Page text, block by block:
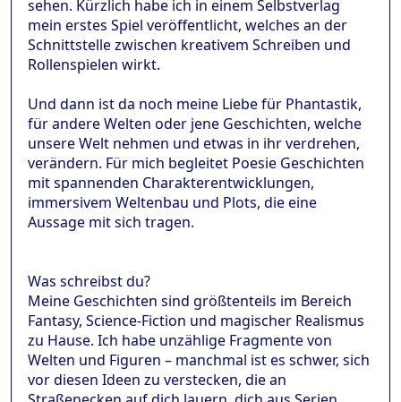
sehen. Kürzlich habe ich in einem Selbstverlag
mein erstes Spiel veröffentlicht, welches an der
Schnittstelle zwischen kreativem Schreiben und
Rollenspielen wirkt.
Und dann ist da noch meine Liebe für Phantastik,
für andere Welten oder jene Geschichten, welche
unsere Welt nehmen und etwas in ihr verdrehen,
verändern. Für mich begleitet Poesie Geschichten
mit spannenden Charakterentwicklungen,
immersivem Weltenbau und Plots, die eine
Aussage mit sich tragen.
Was schreibst du?
Meine Geschichten sind größtenteils im Bereich
Fantasy, Science-Fiction und magischer Realismus
zu Hause. Ich habe unzählige Fragmente von
Welten und Figuren – manchmal ist es schwer, sich
vor diesen Ideen zu verstecken, die an